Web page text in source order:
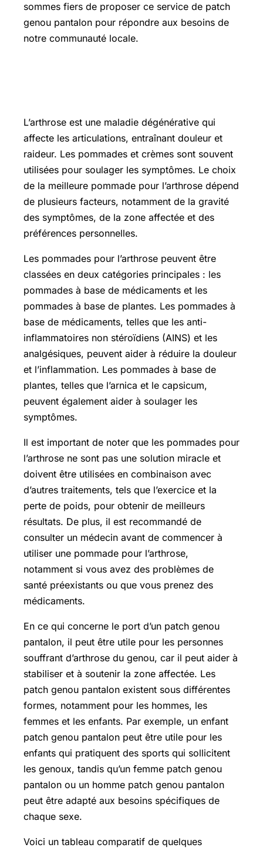
sommes fiers de proposer ce service de patch
genou pantalon pour répondre aux besoins de
notre communauté locale.
L’arthrose est une maladie dégénérative qui
affecte les articulations, entraînant douleur et
raideur. Les pommades et crèmes sont souvent
utilisées pour soulager les symptômes. Le choix
de la meilleure pommade pour l’arthrose dépend
de plusieurs facteurs, notamment de la gravité
des symptômes, de la zone affectée et des
préférences personnelles.
Les pommades pour l’arthrose peuvent être
classées en deux catégories principales : les
pommades à base de médicaments et les
pommades à base de plantes. Les pommades à
base de médicaments, telles que les anti-
inflammatoires non stéroïdiens (AINS) et les
analgésiques, peuvent aider à réduire la douleur
et l’inflammation. Les pommades à base de
plantes, telles que l’arnica et le capsicum,
peuvent également aider à soulager les
symptômes.
Il est important de noter que les pommades pour
l’arthrose ne sont pas une solution miracle et
doivent être utilisées en combinaison avec
d’autres traitements, tels que l’exercice et la
perte de poids, pour obtenir de meilleurs
résultats. De plus, il est recommandé de
consulter un médecin avant de commencer à
utiliser une pommade pour l’arthrose,
notamment si vous avez des problèmes de
santé préexistants ou que vous prenez des
médicaments.
En ce qui concerne le port d’un patch genou
pantalon, il peut être utile pour les personnes
souffrant d’arthrose du genou, car il peut aider à
stabiliser et à soutenir la zone affectée. Les
patch genou pantalon existent sous différentes
formes, notamment pour les hommes, les
femmes et les enfants. Par exemple, un enfant
patch genou pantalon peut être utile pour les
enfants qui pratiquent des sports qui sollicitent
les genoux, tandis qu’un femme patch genou
pantalon ou un homme patch genou pantalon
peut être adapté aux besoins spécifiques de
chaque sexe.
Voici un tableau comparatif de quelques